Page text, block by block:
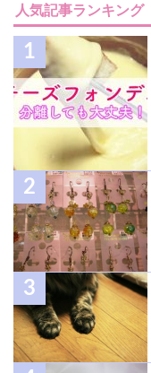
人気記事ランキング